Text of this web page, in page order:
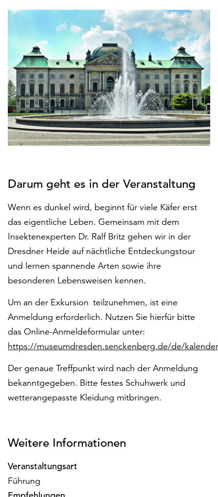
den
Seite
notwendig
sind
(funktionale
Cookies),
sowie
solche,
die
lediglich
zu
werden.
Klicken
Sie
auf
„Alle
akzeptieren“,
um
Cookies
akzeptieren.
Sie
können
Ihr
Einverständnis
jederzeit
ändern
und
widerrufen.
am
der
Seite
die
Darum geht es in der Veranstaltung
Wenn es dunkel wird, beginnt für viele Käfer erst
das eigentliche Leben. Gemeinsam mit dem
Insektenexperten Dr. Ralf Britz gehen wir in der
Dresdner Heide auf nächtliche Entdeckungstour
und lernen spannende Arten sowie ihre
besonderen Lebensweisen kennen.
Um an der Exkursion teilzunehmen, ist eine
Anmeldung erforderlich. Nutzen Sie hierfür bitte
das Online-Anmeldeformular unter:
https://museumdresden.senckenberg.de/de/kalender
Der genaue Treffpunkt wird nach der Anmeldung
bekanntgegeben. Bitte festes Schuhwerk und
wetterangepasste Kleidung mitbringen.
Weitere Informationen
Veranstaltungsart
Führung